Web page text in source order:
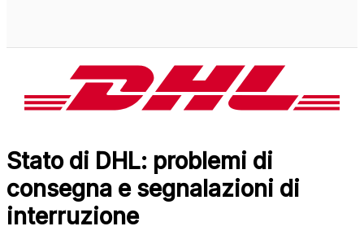
Stato di DHL: problemi di
consegna e segnalazioni di
interruzione